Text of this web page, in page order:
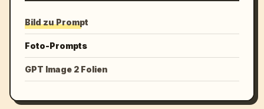
Bild zu Prompt
Foto-Prompts
GPT Image 2 Folien